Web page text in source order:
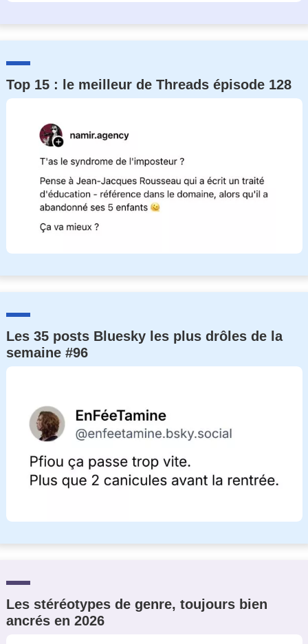
Top 15 : le meilleur de Threads épisode 128
Les 35 posts Bluesky les plus drôles de la
semaine #96
Les stéréotypes de genre, toujours bien
ancrés en 2026